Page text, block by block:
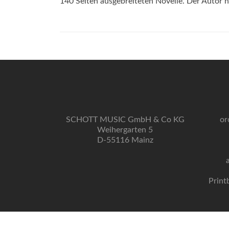
SCHOTT MUSIC GmbH & Co KG
Weihergarten 5
D-55116 Mainz